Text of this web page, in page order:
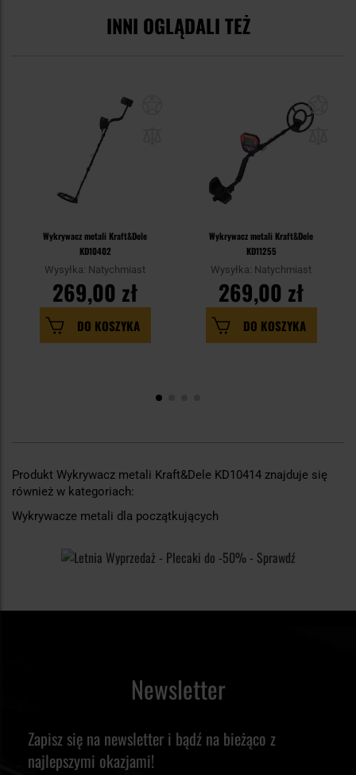
INNI OGLĄDALI TEŻ
Wykrywacz metali Kraft&Dele
KD10402
Wysyłka: Natychmiast
269,00 zł
DO KOSZYKA
Wykrywacz metali Kraft&Dele
KD11255
Wysyłka: Natychmiast
269,00 zł
DO KOSZYKA
Produkt Wykrywacz metali Kraft&Dele KD10414 znajduje się
również w kategoriach:
Wykrywacze metali dla początkujących
Newsletter
Zapisz się na newsletter i bądź na bieżąco z
najlepszymi okazjami!